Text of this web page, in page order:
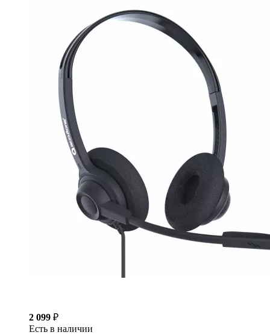
2 099 ₽
Есть в наличии